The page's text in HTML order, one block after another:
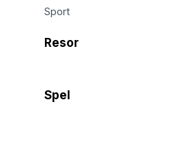
Sport
Resor
Spel